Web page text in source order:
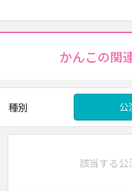
かんこの関
種別 公
該当する公